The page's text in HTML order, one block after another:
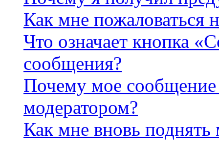
Как мне пожаловаться
Что означает кнопка
сообщения?
Почему мое сообщение
модератором?
Как мне вновь